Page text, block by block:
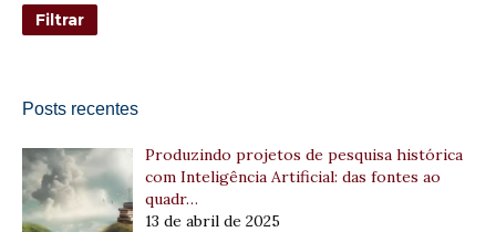
Posts recentes
Produzindo projetos de pesquisa histórica
com Inteligência Artificial: das fontes ao
quadr…
13 de abril de 2025